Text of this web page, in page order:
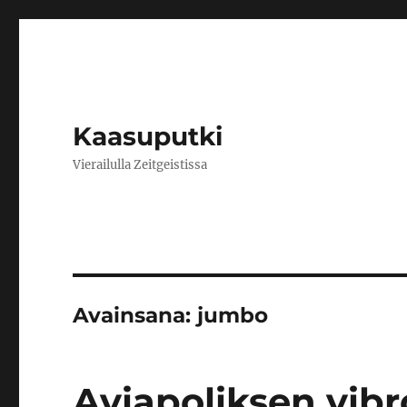
Kaasuputki
Vierailulla Zeitgeistissa
Avainsana: jumbo